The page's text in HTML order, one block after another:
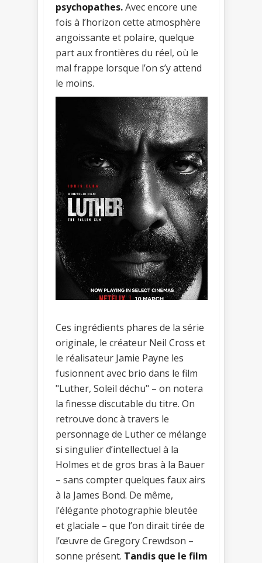
psychopathes.Avec encore une
fois à l’horizon cette atmosphère
angoissante et polaire, quelque
part aux frontières du réel, où le
mal frappe lorsque l’on s’y attend
le moins.
Ces ingrédients phares de la série
originale, le créateur Neil Cross et
le réalisateur Jamie Payne les
fusionnent avec brio dans le film
"Luther, Soleil déchu" – on notera
la finesse discutable du titre. On
retrouve donc à travers le
personnage de Luther ce mélange
si singulier d’intellectuel à la
Holmes et de gros bras à la Bauer
– sans compter quelques faux airs
à la James Bond. De même,
l’élégante photographie bleutée
et glaciale – que l’on dirait tirée de
l’œuvre de Gregory Crewdson –
sonne présent. Tandis que le film